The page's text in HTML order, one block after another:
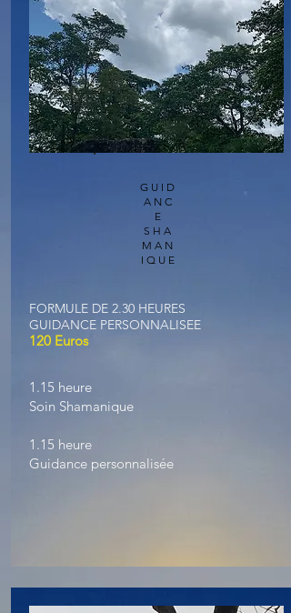
GUID
ANC
E
SHA
MAN
IQUE
FORMULE DE 2.30 HEURES
GUIDANCE PERSONNALISEE
120 Euros
1.15 heure
Soin Shamanique
1.15 heure
Guidance personnalisée